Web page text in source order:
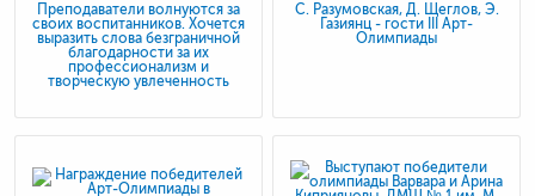
Преподаватели волнуются за
своих воспитанников. Хочется
выразить слова безграничной
благодарности за их
профессионализм и
творческую увлеченность
С. Разумовская, Д. Щеглов, Э.
Газиянц - гости III Арт-
Олимпиады